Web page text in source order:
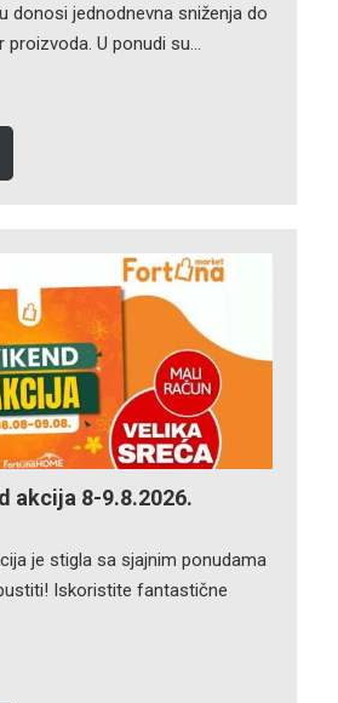
donosi jednodnevna sniženja do
proizvoda. U ponudi su…
akcija 8-9.8.2026.
je stigla sa sjajnim ponudama
Iskoristite fantastične